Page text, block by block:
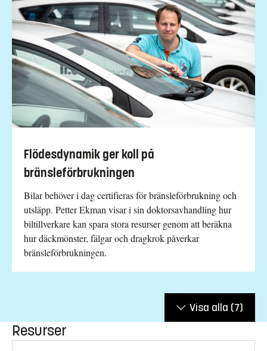
Flödesdynamik ger koll på
bränsleförbrukningen
Bilar behöver i dag certifieras för bränsleförbrukning och
utsläpp. Petter Ekman visar i sin doktorsavhandling hur
biltillverkare kan spara stora resurser genom att beräkna
hur däckmönster, fälgar och dragkrok påverkar
bränsleförbrukningen.
Visa alla (7)
Resurser